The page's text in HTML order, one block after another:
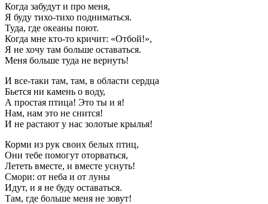
Когда забудут и про меня,
Я буду тихо-тихо подниматься.
Туда, где океаны поют.
Когда мне кто-то кричит: «Отбой!»,
Я не хочу там больше оставаться.
Меня больше туда не вернуть!
И все-таки там, там, в области сердца
Бьется ни камень о воду,
А простая птица! Это ты и я!
Нам, нам это не снится!
И не растают у нас золотые крылья!
Корми из рук своих белых птиц,
Они тебе помогут оторваться,
Лететь вместе, и вместе уснуть!
Смори: от неба и от луны
Идут, и я не буду оставаться.
Там, где больше меня не зовут!